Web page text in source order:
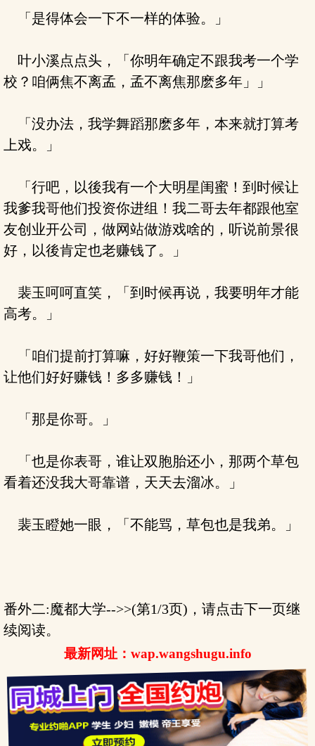
「是得体会一下不一样的体验。」
叶小溪点点头，「你明年确定不跟我考一个学
校？咱俩焦不离孟，孟不离焦那麽多年」」
「没办法，我学舞蹈那麽多年，本来就打算考
上戏。」
「行吧，以後我有一个大明星闺蜜！到时候让
我爹我哥他们投资你进组！我二哥去年都跟他室
友创业开公司，做网站做游戏啥的，听说前景很
好，以後肯定也老赚钱了。」
裴玉呵呵直笑，「到时候再说，我要明年才能
高考。」
「咱们提前打算嘛，好好鞭策一下我哥他们，
让他们好好赚钱！多多赚钱！」
「那是你哥。」
「也是你表哥，谁让双胞胎还小，那两个草包
看着还没我大哥靠谱，天天去溜冰。」
裴玉瞪她一眼，「不能骂，草包也是我弟。」
番外二:魔都大学-->>(第1/3页)，请点击下一页继
续阅读。
最新网址：wap.wangshugu.info